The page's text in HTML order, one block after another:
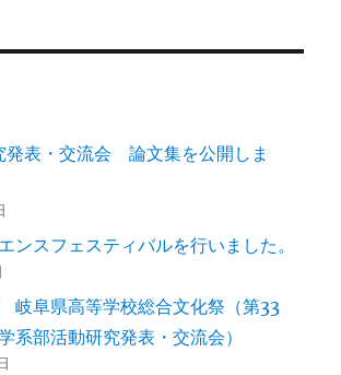
発表・交流会 論文集を公開しま
ンスフェスティバルを行いました。
岐阜県高等学校総合文化祭（第33
部活動研究発表・交流会）